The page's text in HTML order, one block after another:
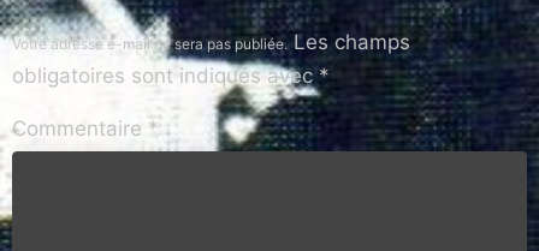
Votre adresse e-mail ne sera pas publiée. Les champs
obligatoires sont indiqués avec*
Commentaire *